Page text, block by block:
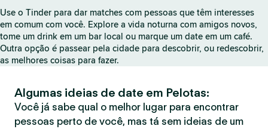
o
T
i
n
r
Use o Tinder para dar matches com pessoas que têm interesses
em comum com você. Explore a vida noturna com amigos novos,
tome um drink em um bar local ou marque um date em um café.
Outra opção é passear pela cidade para descobrir, ou redescobrir,
as melhores coisas para fazer.
Algumas ideias de date em Pelotas:
Você já sabe qual o melhor lugar para encontrar
pessoas perto de você, mas tá sem ideias de um